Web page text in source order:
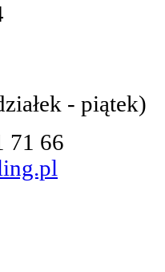
- piątek)
71 66